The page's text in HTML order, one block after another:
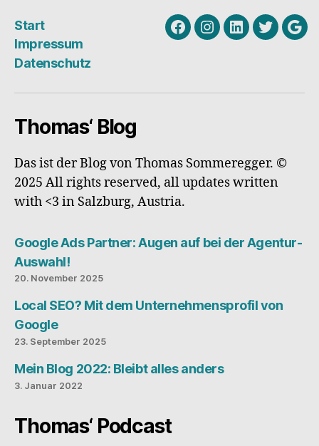
Start
Impressum
Datenschutz
FacebookInstagram
LinkedinTwitter
Thomas‘ Blog
Das ist der Blog von Thomas Sommeregger. ©
2025 All rights reserved, all updates written
with <3 in Salzburg, Austria.
Google Ads Partner: Augen auf bei der Agentur-
Auswahl!
20. November 2025
Local SEO? Mit dem Unternehmensprofil von
Google
23. September 2025
Mein Blog 2022: Bleibt alles anders
3. Januar 2022
Thomas‘ Podcast